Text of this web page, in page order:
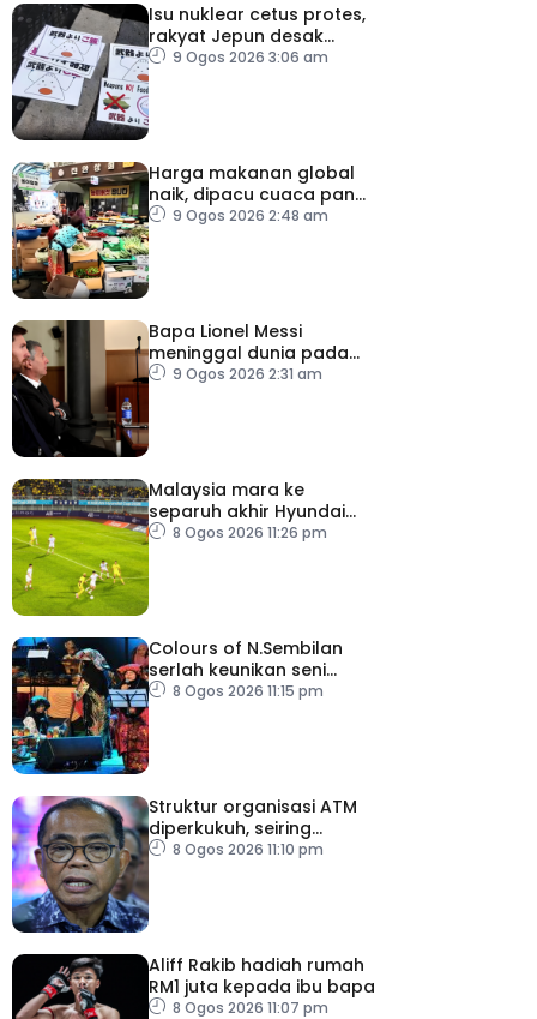
Isu nuklear cetus protes,
rakyat Jepun desak
dasar dikaji semula
9 Ogos 2026 3:06 am
Harga makanan global
naik, dipacu cuaca panas
dan ketegangan
9 Ogos 2026 2:48 am
Bapa Lionel Messi
meninggal dunia pada
usia 68 tahun
9 Ogos 2026 2:31 am
Malaysia mara ke
separuh akhir Hyundai
ASEAN Cup
8 Ogos 2026 11:26 pm
Colours of N.Sembilan
serlah keunikan seni
budaya negeri beradat
8 Ogos 2026 11:15 pm
Struktur organisasi ATM
diperkukuh, seiring
pemodenan aset
8 Ogos 2026 11:10 pm
Aliff Rakib hadiah rumah
RM1 juta kepada ibu bapa
8 Ogos 2026 11:07 pm